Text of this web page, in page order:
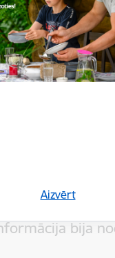
Aizvērt
bija